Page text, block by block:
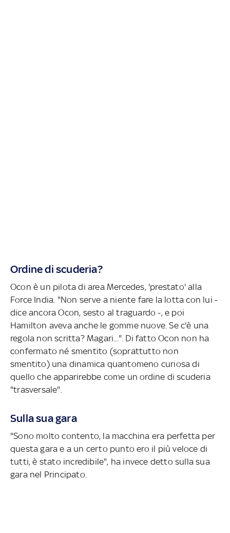
Ordine di scuderia?
Ocon è un pilota di area Mercedes, 'prestato' alla
Force India. "Non serve a niente fare la lotta con lui -
dice ancora Ocon, sesto al traguardo -, e poi
Hamilton aveva anche le gomme nuove. Se c'è una
regola non scritta? Magari...". Di fatto Ocon non ha
confermato né smentito (soprattutto non
smentito) una dinamica quantomeno curiosa di
quello che apparirebbe come un ordine di scuderia
"trasversale".
Sulla sua gara
"Sono molto contento, la macchina era perfetta per
questa gara e a un certo punto ero il più veloce di
tutti, è stato incredibile", ha invece detto sulla sua
gara nel Principato.